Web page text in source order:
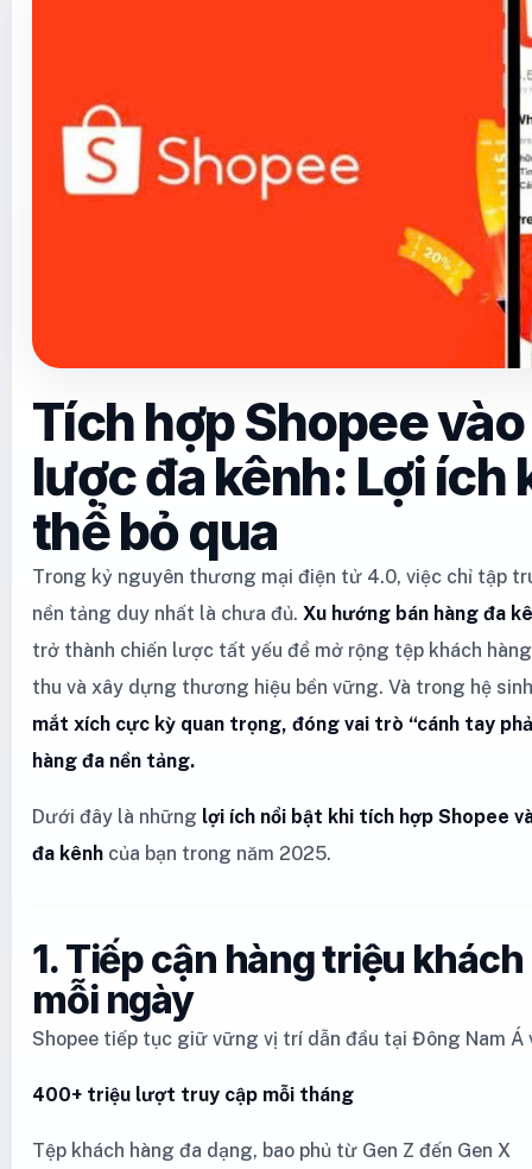
Tích hợp Shopee
lược đa kênh: Lợi ích
thể bỏ qua
Trong kỷ nguyên thương mại điện tử 4.0, việc chỉ tập
nền tảng duy nhất là chưa đủ. Xu hướng bán hàng đa
trở thành chiến lược tất yếu để mở rộng tệp khách
thu và xây dựng thương hiệu bền vững. Và trong hệ
mắt xích cực kỳ quan trọng, đóng vai trò “cánh tay
hàng đa nền tảng.
Dưới đây là những lợi ích nổi bật khi tích hợp Shopee
đa kênh của bạn trong năm 2025.
1. Tiếp cận hàng triệu
mỗi ngày
Shopee tiếp tục giữ vững vị trí dẫn đầu tại Đông Nam Á
400+ triệu lượt truy cập mỗi tháng
Tệp khách hàng đa dạng, bao phủ từ Gen Z đến Gen X